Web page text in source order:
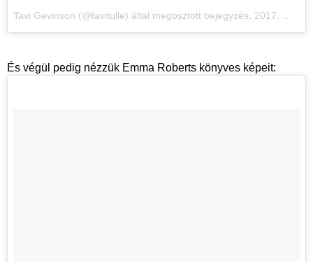
Tavi Gevinson (@tavitulle) által megosztott bejegyzés, 2017. Máj 26., 17:37 PDT
És végül pedig nézzük Emma Roberts könyves képeit: